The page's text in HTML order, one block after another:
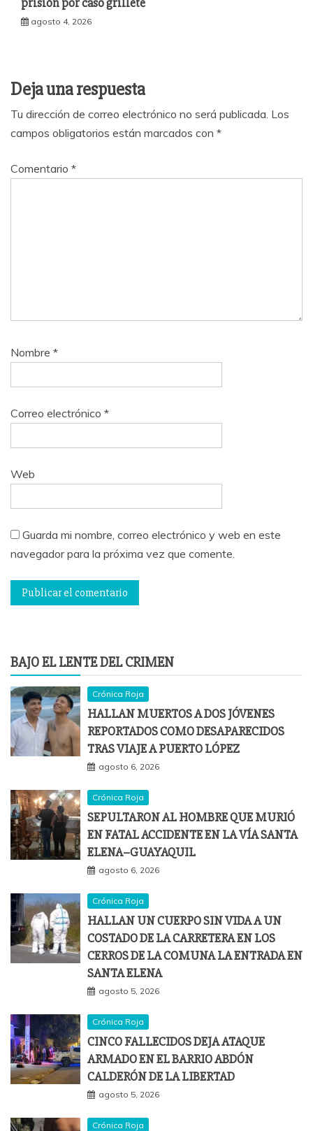
agosto 4, 2026
Deja una respuesta
Tu dirección de correo electrónico no será publicada. Los
campos obligatorios están marcados con *
Comentario *
Nombre *
Correo electrónico *
Web
Guarda mi nombre, correo electrónico y web en este
navegador para la próxima vez que comente.
BAJO EL LENTE DEL CRIMEN
Crónica Roja
HALLAN MUERTOS A DOS JÓVENES
REPORTADOS COMO DESAPARECIDOS
TRAS VIAJE A PUERTO LÓPEZ
agosto 6, 2026
Crónica Roja
SEPULTARON AL HOMBRE QUE MURIÓ
EN FATAL ACCIDENTE EN LA VÍA SANTA
ELENA–GUAYAQUIL
agosto 6, 2026
Crónica Roja
HALLAN UN CUERPO SIN VIDA A UN
COSTADO DE LA CARRETERA EN LOS
CERROS DE LA COMUNA LA ENTRADA EN
SANTA ELENA
agosto 5, 2026
Crónica Roja
CINCO FALLECIDOS DEJA ATAQUE
ARMADO EN EL BARRIO ABDÓN
CALDERÓN DE LA LIBERTAD
agosto 5, 2026
Crónica Roja